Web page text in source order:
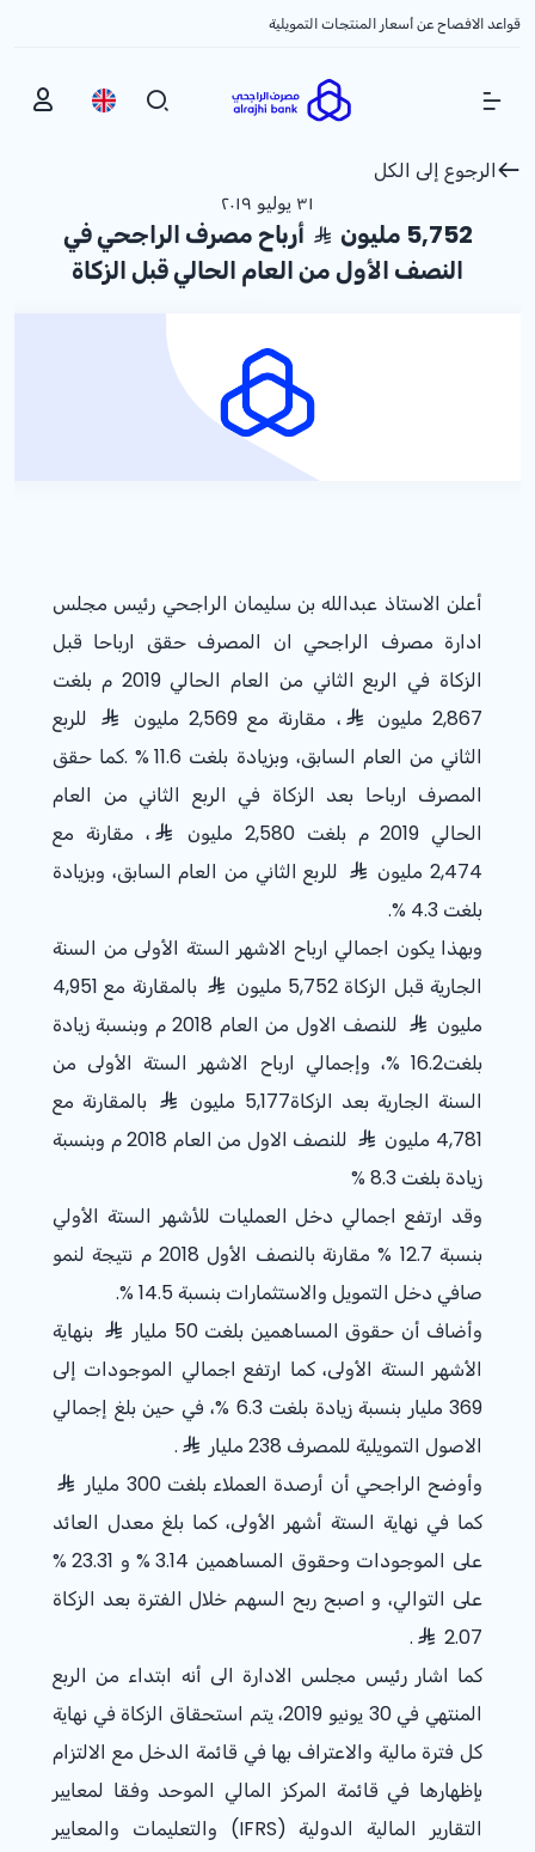
قواعد الافصاح عن أسعار المنتجات التمويلية
Show Menu
الرجوع إلى الكل
٣١ يوليو ٢٠١٩
5,752 مليون
أرباح مصرف الراجحي في
النصف الأول من العام الحالي قبل الزكاة
أعلن الاستاذ عبدالله بن سليمان الراجحي رئيس مجلس
ادارة مصرف الراجحي ان المصرف حقق ارباحا قبل
الزكاة في الربع الثاني من العام الحالي 2019 م بلغت
2,867 مليون
، مقارنة مع 2,569 مليون
للربع
الثاني من العام السابق، وبزيادة بلغت % 11.6.كما حقق
المصرف ارباحا بعد الزكاة في الربع الثاني من العام
الحالي 2019 م بلغت 2,580 مليون
، مقارنة مع
2,474 مليون
للربع الثاني من العام السابق، وبزيادة
بلغت % 4.3
.
وبهذا يكون اجمالي ارباح الاشهر الستة الأولى من السنة
الجارية قبل الزكاة 5,752 مليون
بالمقارنة مع 4,951
مليون
للنصف الاول من العام 2018 م وبنسبة زيادة
بلغت16.2 %، وإجمالي ارباح الاشهر الستة الأولى من
السنة الجارية بعد الزكاة5,177 مليون
بالمقارنة مع
4,781 مليون
للنصف الاول من العام 2018 م وبنسبة
زيادة بلغت 8.3 %
وقد ارتفع اجمالي دخل العمليات للأشهر الستة الأولي
بنسبة 12.7 % مقارنة بالنصف الأول 2018 م نتيجة لنمو
صافي دخل التمويل والاستثمارات بنسبة 14.5 %.
وأضاف أن حقوق المساهمين بلغت 50 مليار
بنهاية
الأشهر الستة الأولى، كما ارتفع اجمالي الموجودات إلى
369 مليار بنسبة زيادة بلغت 6.3 %، في حين بلغ إجمالي
الاصول التمويلية للمصرف 238 مليار
.
وأوضح الراجحي أن أرصدة العملاء بلغت 300 مليار
كما في نهاية الستة أشهر الأولى، كما بلغ معدل العائد
على الموجودات وحقوق المساهمين % 3.14و % 23.31
على التوالي، و اصبح ربح السهم خلال الفترة بعد الزكاة
2.07
.
كما اشار رئيس مجلس الادارة الى أنه ابتداء من الربع
المنتهي في 30 يونيو 2019، يتم استحقاق الزكاة في نهاية
كل فترة مالية والاعتراف بها في قائمة الدخل مع الالتزام
بإظهارها في قائمة المركز المالي الموحد وفقا لمعايير
التقارير المالية الدولية (IFRS) والتعليمات والمعايير